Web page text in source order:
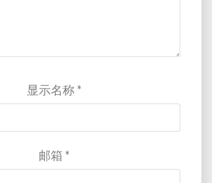
显示名称*
邮箱 *